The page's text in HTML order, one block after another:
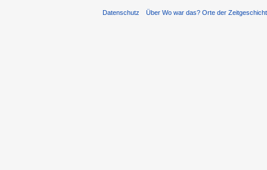
Datenschutz Über Wo war das? Orte der